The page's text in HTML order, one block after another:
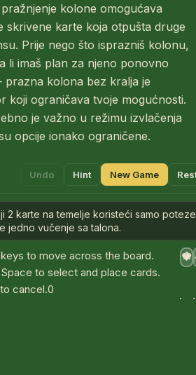
kolone omogućava
skrivene karte koja otpušta druge
Prije nego što isprazniš kolonu,
li imaš plan za njeno ponovno
kolona bez kralja je
koji ograničava tvoje mogućnosti.
je važno u režimu izvlačenja
opcije ionako ograničene.
Undo Hint New Game
2 karte na temelje koristeći samo
jedno vučenje sa talona.
to move across the board.
to select and place cards.
cancel.0
A
♥